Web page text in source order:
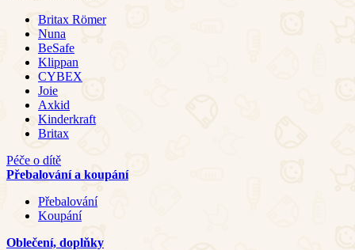
Britax Römer
Nuna
BeSafe
Klippan
CYBEX
Joie
Axkid
Kinderkraft
Britax
Péče o dítě
Přebalování a koupání
Přebalování
Koupání
Oblečení, doplňky